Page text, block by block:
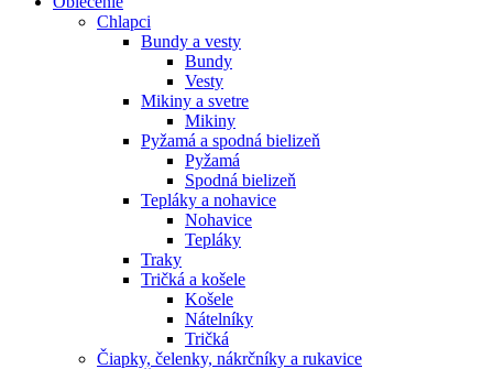
Chlapci
Bundy a vesty
Bundy
Vesty
Mikiny a svetre
Mikiny
Pyžamá a spodná bielizeň
Pyžamá
Spodná bielizeň
Tepláky a nohavice
Nohavice
Tepláky
Traky
Tričká a košele
Košele
Nátelníky
Tričká
Čiapky, čelenky, nákrčníky a rukavice